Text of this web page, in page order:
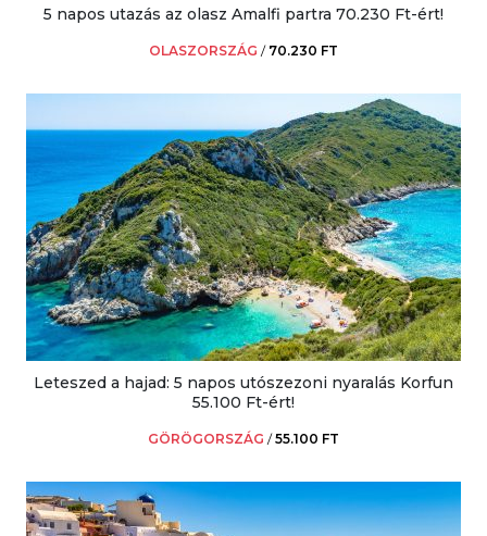
5 napos utazás az olasz Amalfi partra 70.230 Ft-ért!
OLASZORSZÁG / 70.230 FT
Leteszed a hajad: 5 napos utószezoni nyaralás Korfun
55.100 Ft-ért!
GÖRÖGORSZÁG /55.100 FT